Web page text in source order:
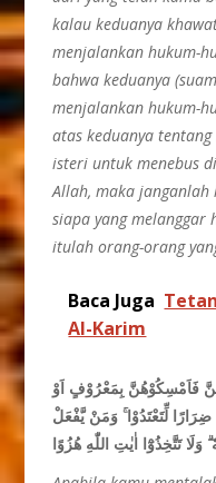
kalau keduanya
menjalankan hukum-
bahwa keduanya
menjalankan hukum-
atas keduanya
isteri untuk menebus
Allah, maka janganlah
siapa yang melanggar
itulah orang-orang
Baca Juga
Al-Karim
فَاَمْسِكُوْهُنَّ بِمَعْرُوْفٍ اَوْ
لِّتَعْتَدُوْا ۚ وَمَنْ يَّفْعَلْ
تَتَّخِذُوْٓا اٰيٰتِ اللّٰهِ هُزُوًا